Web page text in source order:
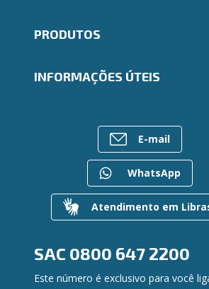
Indique um amigo
Trabalhe Conosco
Ailos Educação
Gerenciar Cookies
PRODUTOS
Consórcios
Para empresas
INFORMAÇÕES ÚTEIS
Rede de Atendimento
Entre em contato
Canal de Ética
Gerenciamento de Riscos
Privacidade e Segurança
Dúvidas
E-mail
WhatsApp
Atendimento em
SAC 0800 647 2200
Este número é exclusivo para você